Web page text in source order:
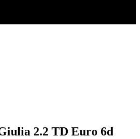
2.2 TD Euro 6d